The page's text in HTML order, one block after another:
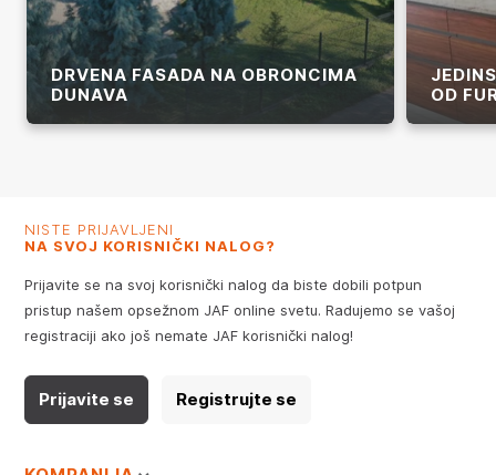
DRVENA FASADA NA OBRONCIMA
DUNAVA
Više
OD
Više
NISTE PRIJAVLJENI
NA SVOJ KORISNIČKI NALOG?
Prijavite se na svoj korisnički nalog da biste dobili potpun
pristup našem opsežnom JAF online svetu. Radujemo se vašoj
registraciji ako još nemate JAF korisnički nalog!
Prijavite se Registrujte se